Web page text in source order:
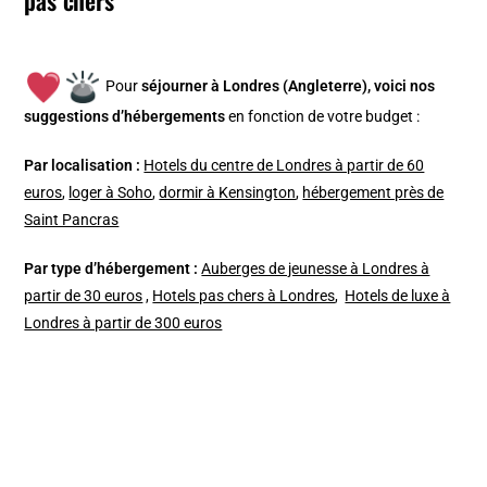
Pourséjourner à Londres (Angleterre), voici nos
suggestions d’hébergements en fonction de votre budget :
Par localisation : Hotels du centre de Londres à partir de 60
euros, loger à Soho,dormir à Kensington, hébergement près de
Saint Pancras
Par type d’hébergement : Auberges de jeunesse à Londres à
partir de 30 euros, Hotels pas chers à Londres, Hotels de luxe à
Londres à partir de 300 euros